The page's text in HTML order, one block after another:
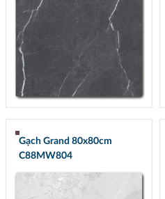
Gạch Grand 80x80cm
C88MW804